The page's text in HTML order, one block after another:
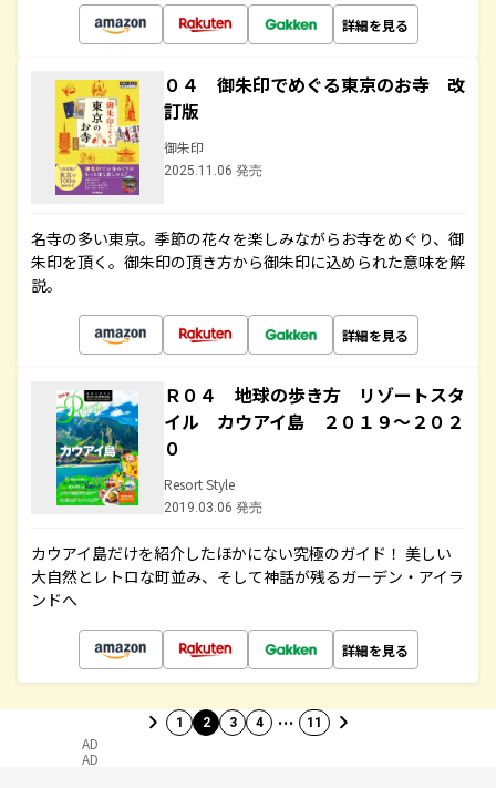
詳細を見る
０４ 御朱印でめぐる東京のお寺 改
訂版
御朱印
2025.11.06 発売
名寺の多い東京。季節の花々を楽しみながらお寺をめぐり、御
朱印を頂く。御朱印の頂き方から御朱印に込められた意味を解
説。
詳細を見る
Ｒ０４ 地球の歩き方 リゾートスタ
イル カウアイ島 ２０１９～２０２
０
Resort Style
2019.03.06 発売
カウアイ島だけを紹介したほかにない究極のガイド！ 美しい
大自然とレトロな町並み、そして神話が残るガーデン・アイラ
ンドへ
詳細を見る
1 2 3 4 … 11
AD
AD